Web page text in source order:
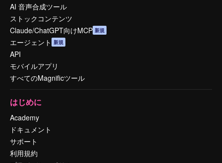
AI 音声合成ツール
ストックコンテンツ
Claude/ChatGPT向けMCP 新規
エージェント 新規
API
モバイルアプリ
すべてのMagnificツール
はじめに
Academy
ドキュメント
サポート
利用規約